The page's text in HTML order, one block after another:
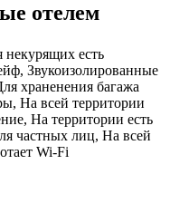
отелем
есть
Звукоизолированные
храненения багажа
На всей территории
На территории есть
частных лиц, На всей
Wi-Fi